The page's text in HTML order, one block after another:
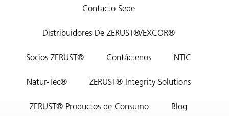
Contacto Sede
Distribuidores De ZERUST®/EXCOR®
Socios ZERUST® Contáctenos NTIC
Natur-Tec® ZERUST® Integrity Solutions
ZERUST® Productos de Consumo Blog